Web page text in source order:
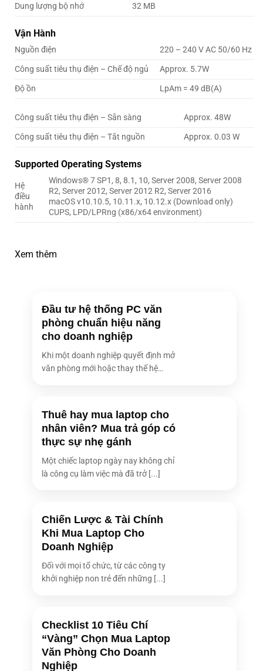
Dung lượng bộ nhớ
32 MB
Vận Hành
Nguồn điện
220 – 240 V AC 50/60 Hz
Công suất tiêu thụ điện – Chế độ ngủ
Approx. 5.7W
Độ ồn
LpAm = 49 dB(A)
Công suất tiêu thụ điện – Sẵn sàng
Approx. 48W
Công suất tiêu thụ điện – Tắt nguồn
Approx. 0.03 W
Supported Operating Systems
Hệ
điều
hành
Windows® 7 SP1, 8, 8.1, 10, Server 2008, Server 2008
R2, Server 2012, Server 2012 R2, Server 2016
macOS v10.10.5, 10.11.x, 10.12.x (Download only)
CUPS, LPD/LPRng (x86/x64 environment)
Xem thêm
Đầu tư hệ thống PC văn
phòng chuẩn hiệu năng
cho doanh nghiệp
Khi một doanh nghiệp quyết định mở
văn phòng mới hoặc thay thế hệ
Thuê hay mua laptop cho
nhân viên? Mua trả góp có
thực sự nhẹ gánh
Một chiếc laptop ngày nay không chỉ
là công cụ làm việc mà đã trở [...]
Chiến Lược & Tài Chính
Khi Mua Laptop Cho
Doanh Nghiệp
Đối với mọi tổ chức, từ các công ty
khởi nghiệp non trẻ đến những [...]
Checklist 10 Tiêu Chí
“Vàng” Chọn Mua Laptop
Văn Phòng Cho Doanh
Nghiệp